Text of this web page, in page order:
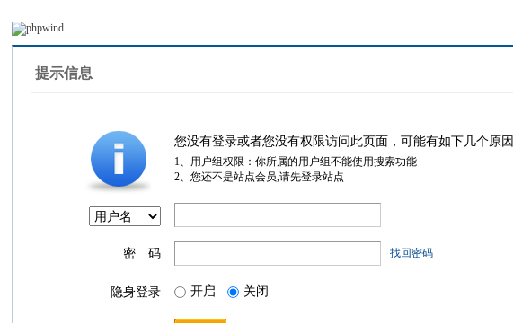
提示信息
您没有登录或者您没有权限访问此页面，可能有如下几个原因
1、用户组权限：你所属的用户组不能使用搜索功能
2、您还不是站点会员,请先登录站点
密 码 找回密码
隐身登录 开启 关闭